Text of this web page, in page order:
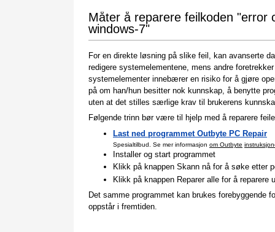
Måter å reparere feilkoden "error
windows-7"
For en direkte løsning på slike feil, kan avanserte
redigere systemelementene, mens andre
systemelementer innebærer en risiko for å gjøre
på om han/hun besitter nok kunnskap, å benytte
uten at det stilles særlige krav til brukerens
Følgende trinn bør være til hjelp med å reparere
Last ned programmet Outbyte PC Repair
Spesialtilbud. Se mer informasjon om Outbyte
Installer og start programmet
Klikk på knappen Skann nå for å søke etter
Klikk på knappen Reparer alle for å reparere
Det samme programmet kan brukes forebyggende
oppstår i fremtiden.